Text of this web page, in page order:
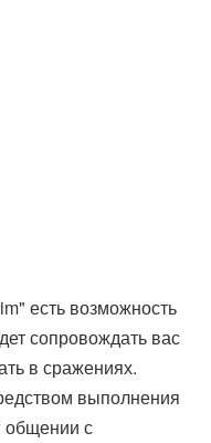
есть возможность
сопровождать вас
в сражениях.
выполнения
общении с